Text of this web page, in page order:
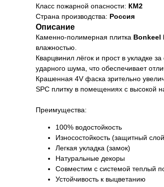
Класс пожарной опасности: КМ2
Страна производства: Россия
Описание
Каменно-полимерная плитка Bonkeel
влажностью.
Кварцвинил лёгок и прост в укладке
ударного шума, что обеспечивает
Крашенная 4V фаска зрительно
SPC плитку в помещениях с высокой
Преимущества:
100% водостойкость
Износостойкость (защитный
Легкая укладка (замок)
Натуральные декоры
Совместим с системой теплый
Устойчивость к выцветанию